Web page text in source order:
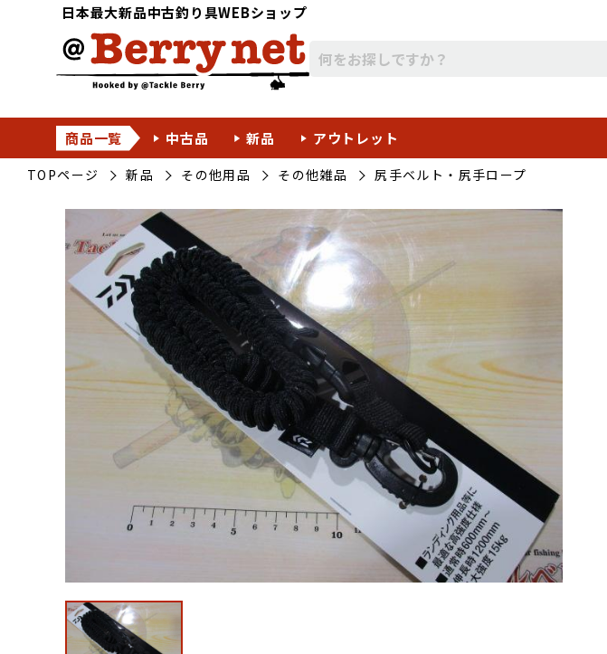
日本最大新品中古釣り具WEBショップ
商品一覧 中古品 新品 アウトレット
TOPページ 新品 その他用品 その他雑品 尻手ベルト・尻手ロープ